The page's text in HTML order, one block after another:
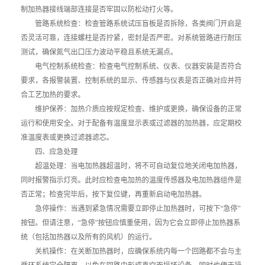
制加热器接线端部连接是否牢固以防松动打火等。
管路系统检查：检查管路系统试压盲板是否拆除，各类阀门开启是
否灵活可靠，连接螺柱是否拧紧，密封是否严密。对系统管路进行耐压
测试，确保氮气出口压力波动平稳且系统无漏点。
电气控制系统检查：检查电气控制系统、仪表、仪器安装是否符合
要求，各报警装置、控制系统的显示、传感器与仪表是否正确对应并符
合工艺加热的要求。
维护保养：加热介质应按规定检查、维护或更换，确保设备的正常
运行和使用安全。对于配备有温度显示表或过滤器的加热器，应定期校
准温度表或更换过滤器滤芯。
四、应急处理
超温处理：当电加热器超温时，将不可自动复位地关闭电加热器，
同时报警指示灯亮。此时应检查电加热的温度传感器及电加热器组件是
否正常；检查完毕后，按下复位键，再重新启动电加热器。
急停操作：当遇到紧急情况需要立即停止加热器时，可按下“急停”
按钮。但请注意，“急停”按钮应慎重使用，因为它会立即停止加热器系
统（包括加热器以及所有的风机）的运行。
关机操作：在关断加热器时，应确保系统内每一个回路都不会与主